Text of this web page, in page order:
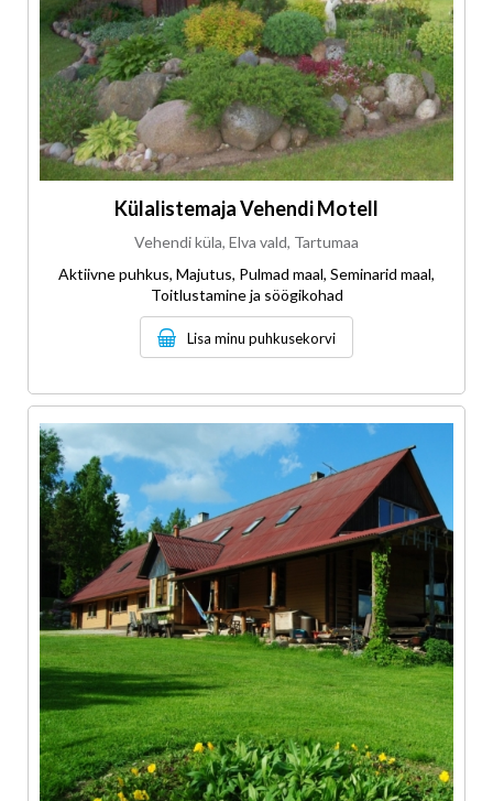
Külalistemaja Vehendi Motell
Vehendi küla, Elva vald, Tartumaa
Aktiivne puhkus, Majutus, Pulmad maal, Seminarid maal,
Toitlustamine ja söögikohad
Lisa minu puhkusekorvi